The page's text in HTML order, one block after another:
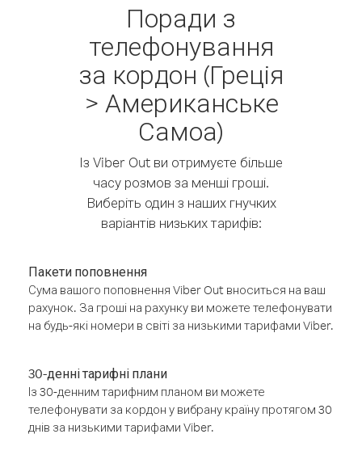
Поради з
телефонування
за кордон (Греція
> Американське
Самоа)
Із Viber Out ви отримуєте більше
часу розмов за менші гроші.
Виберіть один з наших гнучких
варіантів низьких тарифів:
Пакети поповнення
Сума вашого поповнення Viber Out вноситься на ваш
рахунок. За гроші на рахунку ви можете телефонувати
на будь-які номери в світі за низькими тарифами Viber.
30-денні тарифні плани
Із 30-денним тарифним планом ви можете
телефонувати за кордон у вибрану країну протягом 30
днів за низькими тарифами Viber.